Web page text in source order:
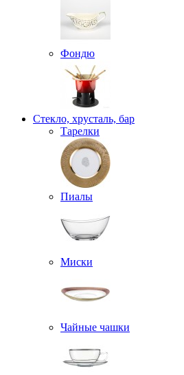
Фондю
Стекло, хрусталь, бар
Тарелки
Пиалы
Миски
Чайные чашки